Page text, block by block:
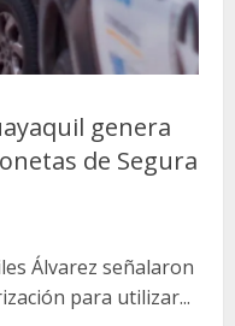
genera
de Segura
Álvarez señalaron
para utilizar...